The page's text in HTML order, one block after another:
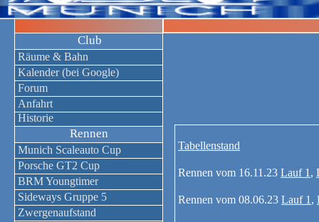
Rennen
Porsche GT2 Cup
Munich Scaleauto Cup
Kalender (bei Google)
Club
Räume & Bahn
Historie
Anfahrt
Forum
BRM Youngtimer
Sideways Gruppe 5
Zwergenaufstand
Tabellenstand
Rennen vom 16.11.23 Lauf 1 ,
Rennen vom 08.06.23 Lauf 1 ,